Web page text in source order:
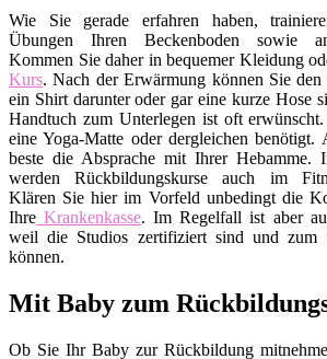
Wie Sie gerade erfahren haben,
Übungen Ihren Beckenboden sowie
Kommen Sie daher in bequemer Kleidung
Kurs. Nach der Erwärmung können Sie den
ein Shirt darunter oder gar eine kurze Hose
Handtuch zum Unterlegen ist oft
eine Yoga-Matte oder dergleichen benötigt.
beste die Absprache mit Ihrer Hebamme.
werden Rückbildungskurse auch im
Klären Sie hier im Vorfeld unbedingt die
Ihre Krankenkasse. Im Regelfall ist aber
weil die Studios zertifiziert sind und zum
können.
Mit Baby zum
Ob Sie Ihr Baby zur Rückbildung